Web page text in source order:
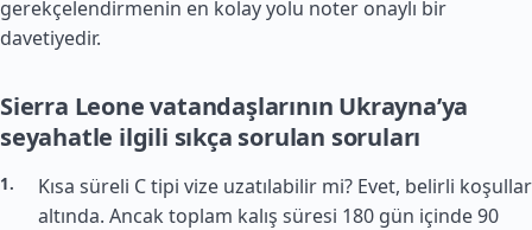
gerekçelendirmenin en kolay yolu noter onaylı bir
davetiyedir.
Sierra Leone vatandaşlarının Ukrayna’ya
seyahatle ilgili sıkça sorulan soruları
Kısa süreli C tipi vize uzatılabilir mi? Evet, belirli koşullar
altında. Ancak toplam kalış süresi 180 gün içinde 90